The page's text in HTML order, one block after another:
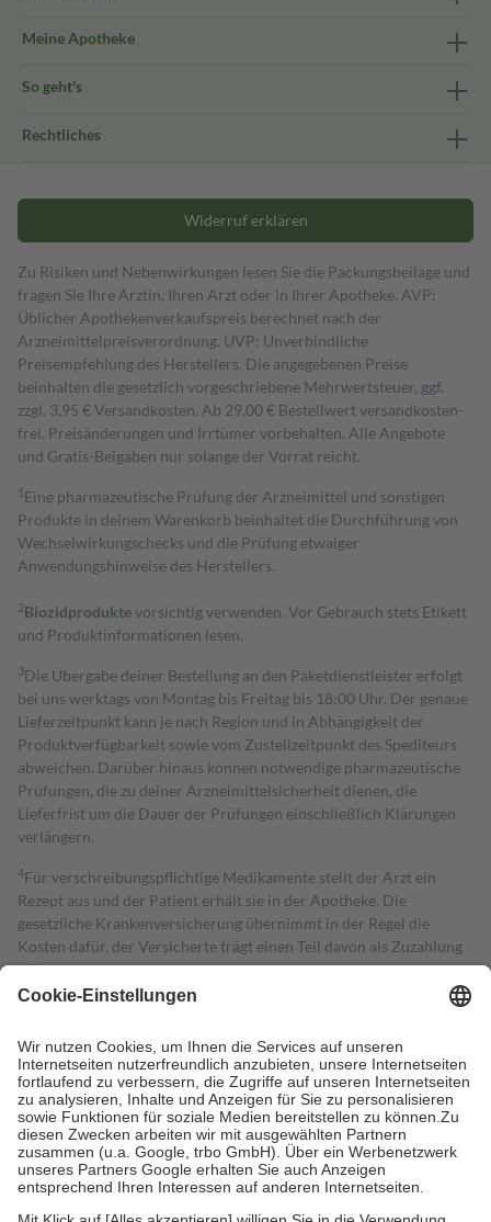
Meine Apotheke
So geht's
Rechtliches
Widerruf erklären
Zu Risiken und Nebenwirkungen lesen Sie die Packungsbeilage und
fragen Sie Ihre Ärztin, Ihren Arzt oder in Ihrer Apotheke. AVP:
Üblicher Apothekenverkaufspreis berechnet nach der
Arzneimittelpreisverordnung. UVP: Unverbindliche
Preisempfehlung des Herstellers. Die angegebenen Preise
beinhalten die gesetzlich vorgeschriebene Mehrwertsteuer, ggf.
zzgl. 3,95 € Versandkosten. Ab 29,00 € Bestell­wert versand­kosten­
frei. Preisänderungen und Irrtümer vorbehalten. Alle Angebote
und Gratis-Beigaben nur solange der Vorrat reicht.
1 Eine pharmazeutische Prüfung der Arzneimittel und sonstigen
Produkte in deinem Warenkorb beinhaltet die Durchführung von
Wechselwirkungschecks und die Prüfung etwaiger
Anwendungshinweise des Herstellers.
2Biozidproduktevorsichtig verwenden. Vor Gebrauch stets Etikett
und Produktinformationen lesen.
3Die Übergabe deiner Bestellung an den Paketdienstleister erfolgt
bei uns werktags von Montag bis Freitag bis 18:00 Uhr. Der genaue
Lieferzeitpunkt kann je nach Region und in Abhängigkeit der
Produktverfügbarkeit sowie vom Zustellzeitpunkt des Spediteurs
abweichen. Darüber hinaus können notwendige pharmazeutische
Prüfungen, die zu deiner Arzneimittelsicherheit dienen, die
Lieferfrist um die Dauer der Prüfungen einschließlich Klärungen
verlängern.
4Für verschreibungspflichtige Medikamente stellt der Arzt ein
Rezept aus und der Patient erhält sie in der Apotheke. Die
gesetzliche Krankenversicherung übernimmt in der Regel die
Kosten dafür, der Versicherte trägt einen Teil davon als Zuzahlung
mit.
Grundsätzlich leisten Mitglieder Zuzahlungen in Höhe von zehn
höchstens zehn Euro.
Es sind jedoch nie mehr als die tatsächlichen
Kosten der Leistung zu entrichten.
Diese Regeln gelten grundsätzlich auch für Online-Apotheken.
Bei Heilmitteln und häuslicher Krankenpflege beträgt die
Zuzahlung zehn Prozent der Kosten sowie zehn Euro je
Verordnung.
Um das Engagement der Versicherten für ihre eigene Gesundheit zu
stärken und die besondere Stellung der Familie zu unterstützen,